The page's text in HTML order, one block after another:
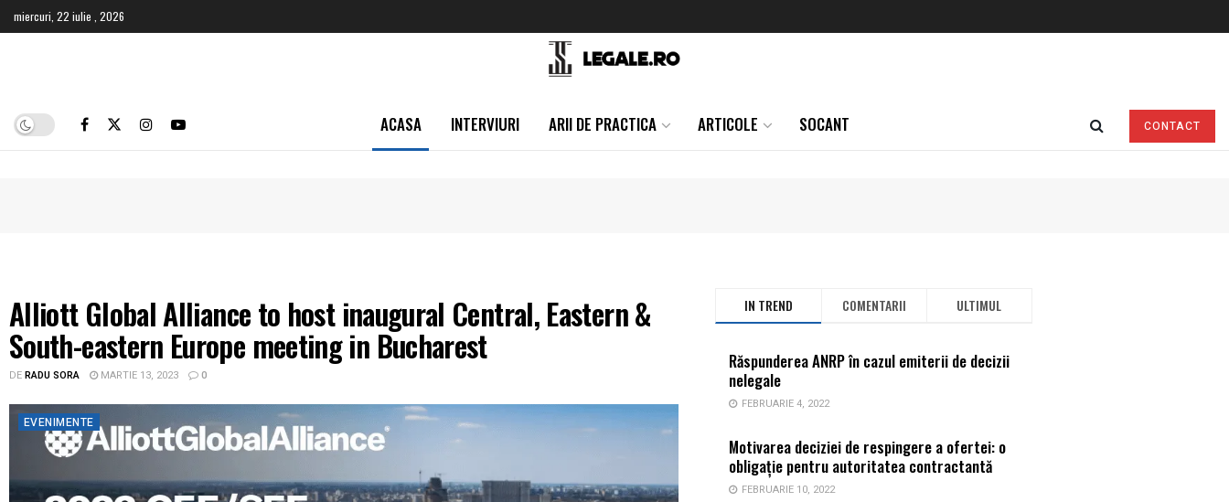
miercuri, 22 iulie , 2026
Portalul Profesionistilor in Drept
ACASA INTERVIURI ARII DE PRACTICA ARTICOLE SOCANT CONTACT
Alliott Global Alliance to host inaugural Central, Eastern &
South-eastern Europe meeting in Bucharest
DERADU SORA MARTIE 13, 2023 0
EVENIMENTE
IN TREND COMENTARII ULTIMUL
Răspunderea ANRP în cazul emiterii de decizii
nelegale
FEBRUARIE 4, 2022
Motivarea deciziei de respingere a ofertei: o
obligație pentru autoritatea contractantă
FEBRUARIE 10, 2022